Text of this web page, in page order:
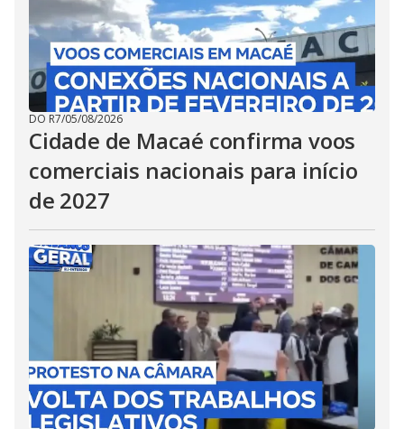
DO R7/05/08/2026
Cidade de Macaé confirma voos
comerciais nacionais para início
de 2027